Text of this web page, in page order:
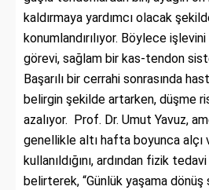
kaldırmaya yardımcı olacak
konumlandırılıyor. Böylece
görevi, sağlam bir kas-tendon
Başarılı bir cerrahi sonrasında
belirgin şekilde artarken, düşme
azalıyor. Prof. Dr. Umut Yavuz,
genellikle altı hafta boyunca alçı
kullanıldığını, ardından fizik
belirterek, “Günlük yaşama dönüş